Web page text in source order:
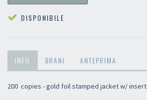
DISPONIBILE
INFO BRANI ANTEPRIMA
200 copies - gold foil stamped jacket w/ insert